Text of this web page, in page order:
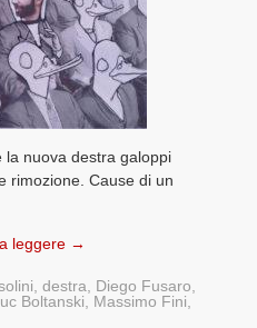
la nuova destra galoppi
rimozione. Cause di un
leggere →
,destra Diego Fusaro
Boltanski Massimo Fini